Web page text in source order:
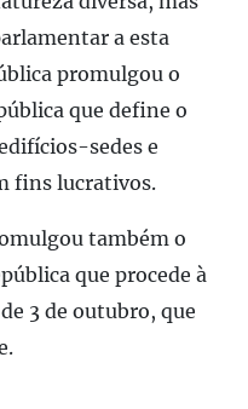
a esta
promulgou o
que define o
sedes e
fins lucrativos.
também o
que procede à
3 de outubro, que